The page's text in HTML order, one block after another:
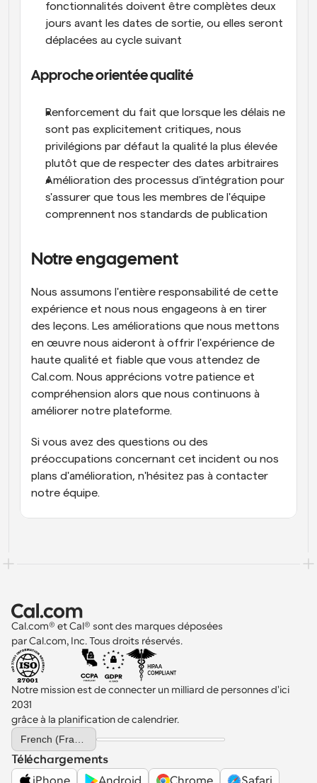
fonctionnalités doivent être complètes deux
jours avant les dates de sortie, ou elles seront
déplacées au cycle suivant
Approche orientée qualité
Renforcement du fait que lorsque les délais ne
sont pas explicitement critiques, nous
privilégions par défaut la qualité la plus élevée
plutôt que de respecter des dates arbitraires
Amélioration des processus d'intégration pour
s'assurer que tous les membres de l'équipe
comprennent nos standards de publication
Notre engagement
Nous assumons l'entière responsabilité de cette
expérience et nous nous engageons à en tirer
des leçons. Les améliorations que nous mettons
en œuvre nous aideront à offrir l'expérience de
haute qualité et fiable que vous attendez de
Cal.com. Nous apprécions votre patience et
compréhension alors que nous continuons à
améliorer notre plateforme.
Si vous avez des questions ou des
préoccupations concernant cet incident ou nos
plans d'amélioration, n'hésitez pas à contacter
notre équipe.
Cal.com® et Cal® sont des marques déposées
par Cal.com, Inc. Tous droits réservés.
Notre mission est de connecter un milliard de personnes d'ici
2031
grâce à la planification de calendrier.
Select Language
Téléchargements